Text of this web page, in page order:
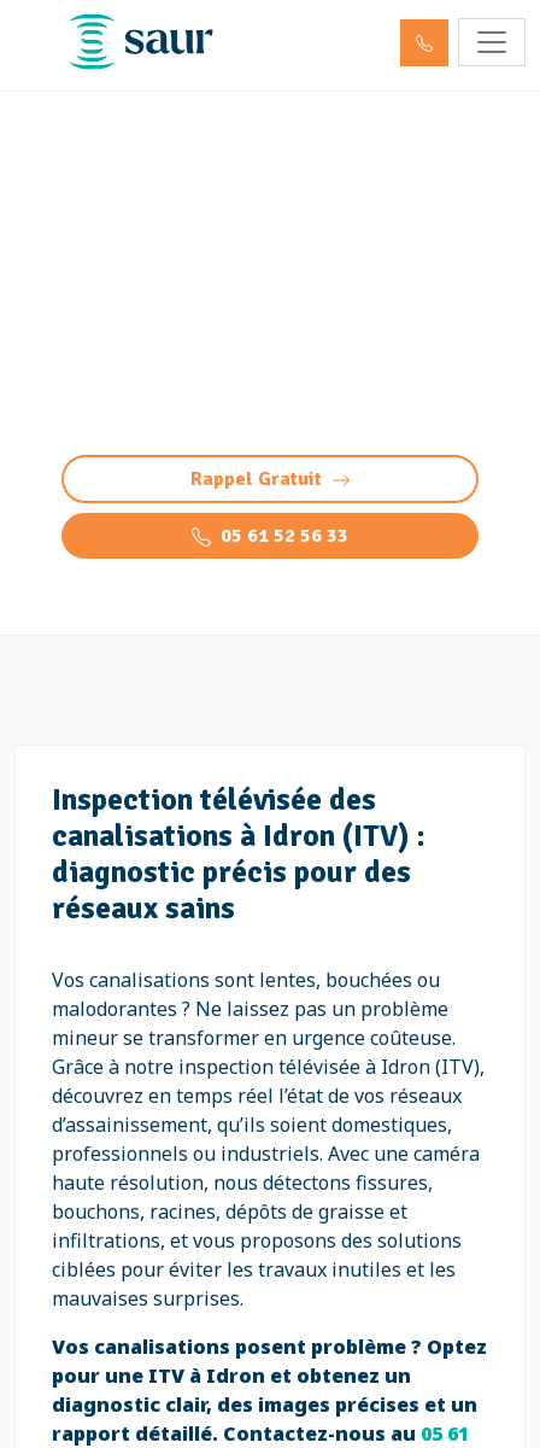
Rappel Gratuit
05 61 52 56 33
Inspection télévisée des
canalisations à Idron (ITV) :
diagnostic précis pour des
réseaux sains
Vos canalisations sont lentes, bouchées ou
malodorantes ? Ne laissez pas un problème
mineur se transformer en urgence coûteuse.
Grâce à notre inspection télévisée à Idron (ITV),
découvrez en temps réel l’état de vos réseaux
d’assainissement, qu’ils soient domestiques,
professionnels ou industriels. Avec une caméra
haute résolution, nous détectons fissures,
bouchons, racines, dépôts de graisse et
infiltrations, et vous proposons des solutions
ciblées pour éviter les travaux inutiles et les
mauvaises surprises.
Vos canalisations posent problème ? Optez
pour une ITV à Idron et obtenez un
diagnostic clair, des images précises et un
rapport détaillé. Contactez-nous au 05 61